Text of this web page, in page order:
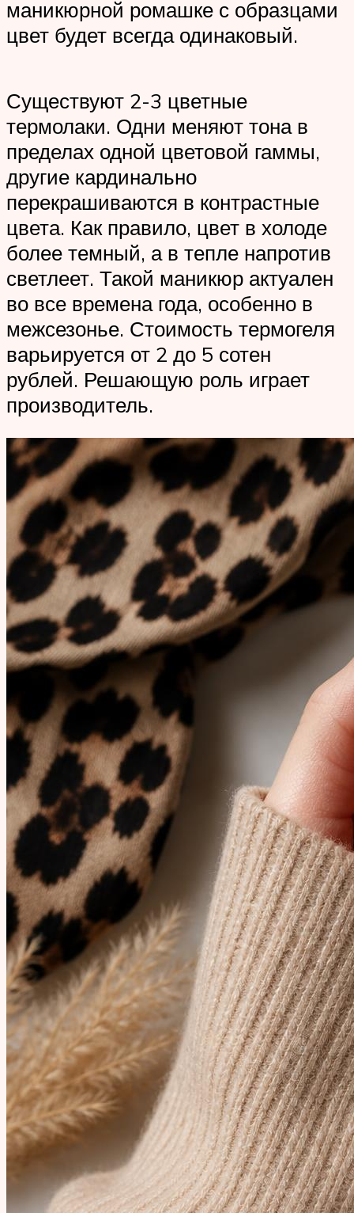
маникюрной ромашке с образцами
цвет будет всегда одинаковый.
Существуют 2-3 цветные
термолаки. Одни меняют тона в
пределах одной цветовой гаммы,
другие кардинально
перекрашиваются в контрастные
цвета. Как правило, цвет в холоде
более темный, а в тепле напротив
светлеет. Такой маникюр актуален
во все времена года, особенно в
межсезонье. Стоимость термогеля
варьируется от 2 до 5 сотен
рублей. Решающую роль играет
производитель.